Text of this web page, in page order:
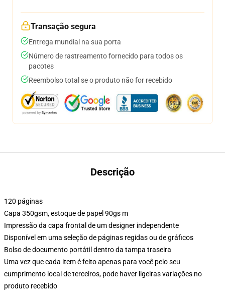
Transação segura
Entrega mundial na sua porta
Número de rastreamento fornecido para todos os
pacotes
Reembolso total se o produto não for recebido
Descrição
120 páginas
Capa 350gsm, estoque de papel 90gs m
Impressão da capa frontal de um designer independente
Disponível em uma seleção de páginas regidas ou de gráficos
Bolso de documento portátil dentro da tampa traseira
Uma vez que cada item é feito apenas para você pelo seu
cumprimento local de terceiros, pode haver ligeiras variações no
produto recebido